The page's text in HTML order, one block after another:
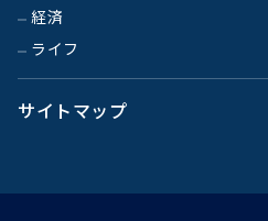
経済
ライフ
サイトマップ